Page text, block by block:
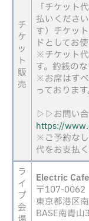
チ
ケ
ッ
ト
販
売
「チケット
払いくださ
す）チケッ
ドとしてお
※チケット
す。釣銭の
※お席はす
っておりま
▷▷お問い
https://
※ご予約な
代をお支払く
ラ
イ
ブ
会
Electric Cafe
〒107-0062
東京都港区
BASE南青山